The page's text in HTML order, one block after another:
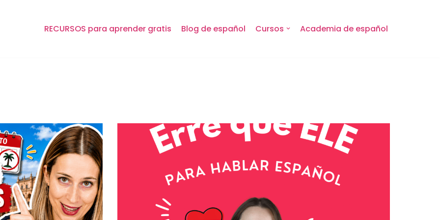
RECURSOS para aprender gratis Blog de español Cursos Academia de español